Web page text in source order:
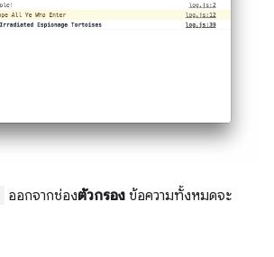
ออกจากช่องตัวกรอง ข้อความทั้งหมดจะ